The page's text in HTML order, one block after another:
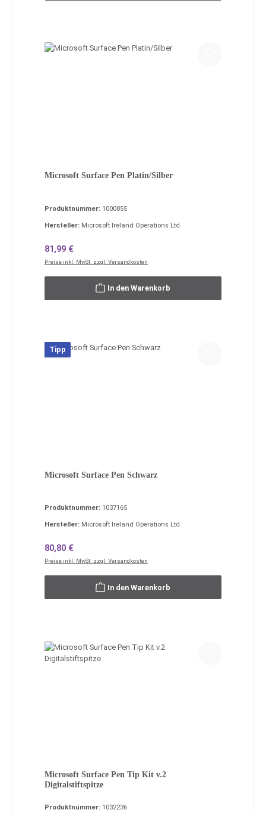
Microsoft Surface Pen Platin/Silber
Produktnummer: 1000855
Hersteller: Microsoft Ireland Operations Ltd.
Regulärer Preis:
81,99 €
Preise inkl. MwSt. zzgl. Versandkosten
In den Warenkorb
Tipp
Microsoft Surface Pen Schwarz
Produktnummer: 1037165
Hersteller: Microsoft Ireland Operations Ltd.
Regulärer Preis:
80,80 €
Preise inkl. MwSt. zzgl. Versandkosten
In den Warenkorb
Microsoft Surface Pen Tip Kit v.2
Digitalstiftspitze
Produktnummer: 1032236